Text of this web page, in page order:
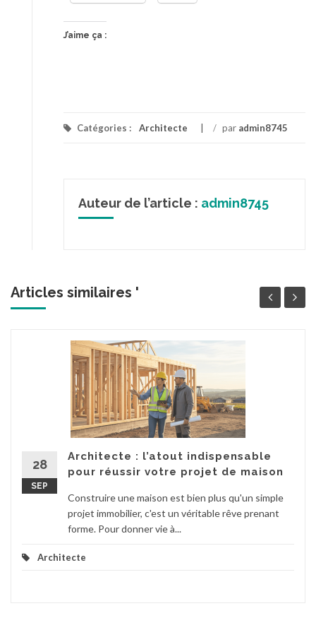
J’aime ça :
Catégories : Architecte / par admin8745
Auteur de l’article : admin8745
Articles similaires '
28
SEP
Architecte : l’atout indispensable
pour réussir votre projet de maison
Construire une maison est bien plus qu'un simple
projet immobilier, c'est un véritable rêve prenant
forme. Pour donner vie à...
Architecte